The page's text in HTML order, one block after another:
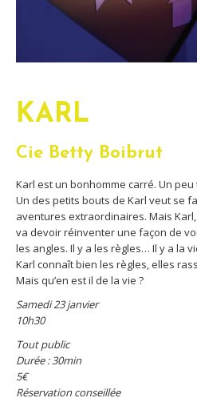
KARL
Cie Betty Boibrut
Karl est un bonhomme carré. Un
Un des petits bouts de Karl veut se
aventures extraordinaires. Mais Karl,
va devoir réinventer une façon de
les angles. Il y a les règles… Il y a la
Karl connaît bien les règles, elles
Mais qu’en est il de la vie ?
Samedi 23 janvier
10h30
Tout public
Durée : 30min
5€
Réservation conseillée